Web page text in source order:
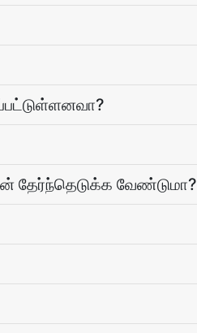
தேர்ந்தெடுக்க வேண்டுமா?